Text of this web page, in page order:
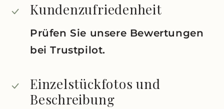
Kundenzufriedenheit
Prüfen Sie unsere Bewertungen
bei Trustpilot.
Einzelstückfotos und
Beschreibung